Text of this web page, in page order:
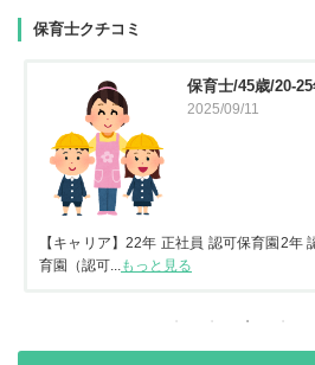
保育士クチコミ
保育士/45歳/20-
2025/09/11
【キャリア】22年 正社員 認可保育園2
育園（認可...
もっと見る